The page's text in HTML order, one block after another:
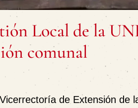
Local de la
comunal
de Extensión de